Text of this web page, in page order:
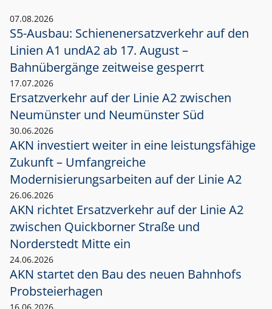
07.08.2026
S5-Ausbau: Schienenersatzverkehr auf den
Linien A1 undA2 ab 17. August –
Bahnübergänge zeitweise gesperrt
17.07.2026
Ersatzverkehr auf der Linie A2 zwischen
Neumünster und Neumünster Süd
30.06.2026
AKN investiert weiter in eine leistungsfähige
Zukunft – Umfangreiche
Modernisierungsarbeiten auf der Linie A2
26.06.2026
AKN richtet Ersatzverkehr auf der Linie A2
zwischen Quickborner Straße und
Norderstedt Mitte ein
24.06.2026
AKN startet den Bau des neuen Bahnhofs
Probsteierhagen